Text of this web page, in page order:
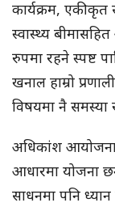
कार्यक्रम, एकीकृत
स्वास्थ्य
रुपमा रहने स्पष्ट
खनाल हाम्रो
विषयमा नै समस्या
अधिकांश आयोजना
आधारमा योजना
साधनमा पनि